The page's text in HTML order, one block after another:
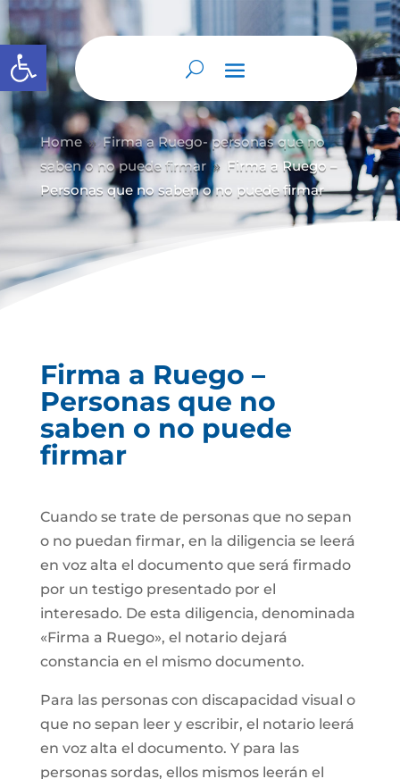
Abrir barra de herramientas
Home 9 Firma a Ruego- personas que no
saben o no puede firmar 9
Firma a Ruego –
Personas que no saben o no puede firmar
Firma a Ruego –
Personas que no
saben o no puede
firmar
Cuando se trate de personas que no sepan
o no puedan firmar, en la diligencia se leerá
en voz alta el documento que será firmado
por un testigo presentado por el
interesado. De esta diligencia, denominada
«Firma a Ruego», el notario dejará
constancia en el mismo documento.
Para las personas con discapacidad visual o
que no sepan leer y escribir, el notario leerá
en voz alta el documento. Y para las
personas sordas, ellos mismos leerán el